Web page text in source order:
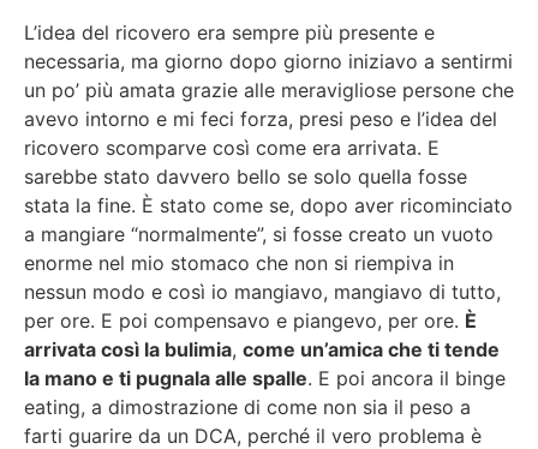
L’idea del ricovero era sempre più presente e
necessaria, ma giorno dopo giorno iniziavo a sentirmi
un po’ più amata grazie alle meravigliose persone che
avevo intorno e mi feci forza, presi peso e l’idea del
ricovero scomparve così come era arrivata. E
sarebbe stato davvero bello se solo quella fosse
stata la fine. È stato come se, dopo aver ricominciato
a mangiare “normalmente”, si fosse creato un vuoto
enorme nel mio stomaco che non si riempiva in
nessun modo e così io mangiavo, mangiavo di tutto,
per ore. E poi compensavo e piangevo, per ore. È
arrivata così la bulimia, come un’amica che ti tende
la mano e ti pugnala alle spalle. E poi ancora il binge
eating, a dimostrazione di come non sia il peso a
farti guarire da un DCA, perché il vero problema è